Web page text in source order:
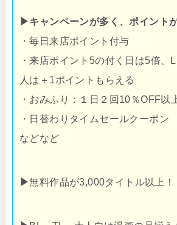
▶キャンペーンが多く、ポイント
・毎日来店ポイント付与
・来店ポイント5の付く日は5倍、
人は＋1ポイントもらえる
・おみふり：１日２回10％OFF以
・日替わりタイムセールクーポン
などなど
▶無料作品が3,000タイトル以上！